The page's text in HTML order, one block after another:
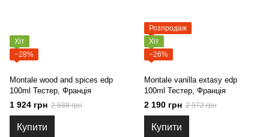
Хіт
−28%
Montale wood and spices edp
100ml Тестер, Франція
1 924 грн 2 688 грн
Купити
Розпродаж
Хіт
−26%
Montale vanilla extasy edp
100ml Тестер, Франція
2 190 грн 2 972 грн
Купити